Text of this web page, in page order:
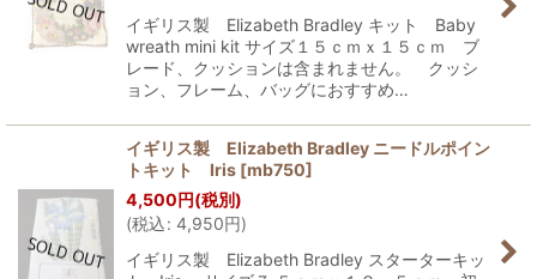
イギリス製 Elizabeth Bradley キット Baby
wreath mini kit サイズ１５ｃｍｘ１５ｃｍ ブ
レード、クッションは含まれません。 クッシ
ョン、フレーム、バッグにおすすめ…
イギリス製 Elizabeth Bradley ニードルポイン
トキット Iris [mb750]
4,500円(税別)
(税込: 4,950円)
イギリス製 Elizabeth Bradley スターターキッ